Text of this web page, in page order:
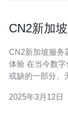
CN2新加
CN2新加坡服务
体验 在当今数字化时代，互联网已经成为人们生活中不可
或缺的一部分。
足这一需求而设计的。 CN2新加坡服务器
2025年3月12日